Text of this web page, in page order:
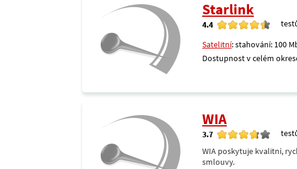
Starlink
4.4
Satelitní: stahování: 100
Dostupnost v celém
WIA
3.7
WIA poskytuje kvalitní,
smlouvy.